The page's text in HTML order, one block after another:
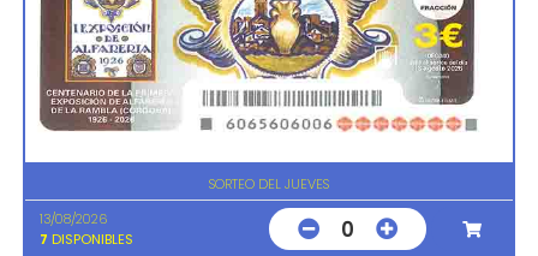
SORTEO DEL JUEVES
13/08/2026
7 DISPONIBLES 0